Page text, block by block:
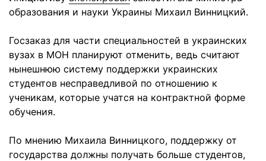
образования и науки Украины Михаил Винницкий.
Госзаказ для части специальностей в украинских
вузах в МОН планируют отменить, ведь считают
нынешнюю систему поддержки украинских
студентов несправедливой по отношению к
ученикам, которые учатся на контрактной форме
обучения.
По мнению Михаила Винницкого, поддержку от
государства должны получать больше студентов,